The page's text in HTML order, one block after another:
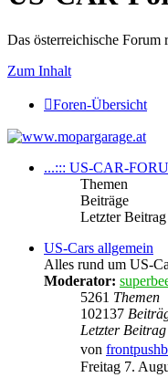
Das österreichische Forum
Zum Inhalt
Foren-Übersicht
...::: US-CAR-
Themen
Beiträge
Letzter Beitrag
US-Cars allgemein
Alles rund um US-
Moderator:
5261 Themen
102137
Letzter Beitrag
von
Freitag 7.